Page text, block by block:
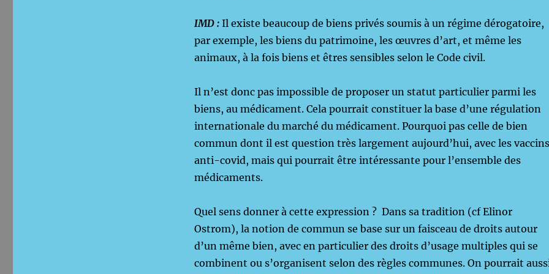
IMD : Il existe beaucoup de biens privés soumis à un régime dérogatoire,
par exemple, les biens du patrimoine, les œuvres d’art, et même les
animaux, à la fois biens et êtres sensibles selon le Code civil.
Il n’est donc pas impossible de proposer un statut particulier parmi les
biens, au médicament. Cela pourrait constituer la base d’une régulation
internationale du marché du médicament. Pourquoi pas celle de bien
commun dont il est question très largement aujourd’hui, avec les vaccins
anti-covid, mais qui pourrait être intéressante pour l’ensemble des
médicaments.
Quel sens donner à cette expression ? Dans sa tradition (cf Elinor
Ostrom), la notion de commun se base sur un faisceau de droits autour
d’un même bien, avec en particulier des droits d’usage multiples qui se
combinent ou s’organisent selon des règles communes. On pourrait